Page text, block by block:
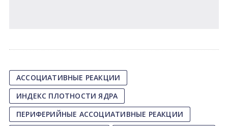
АССОЦИАТИВНЫЕ РЕАКЦИИ
ИНДЕКС ПЛОТНОСТИ ЯДРА
ПЕРИФЕРИЙНЫЕ АССОЦИАТИВНЫЕ РЕАКЦИИ